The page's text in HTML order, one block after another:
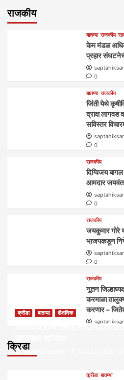
राजकीय
बातम्या राजकीय
केम मंडळ
प्रहार
0
बातम्या राजकीय
जिंती येथे
द्राक्ष लागवड
सविस्तर
0
राजकीय
दिग्विजय
आमदार
0
राजकीय
जयकुमार गोरे
भाजपकडून
0
राजकीय
नूतन
करमाळा
करणार –
क्रिडा
क्रीडा बातम्या शैक्षणिक
पीएमश्री साधनाबाई जगताप शाळेत
saptahiksandesh
क्रीडा बातम्या